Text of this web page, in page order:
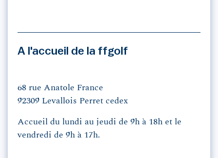
A l'accueil de la ffgolf
68 rue Anatole France
92309 Levallois Perret cedex
Accueil du lundi au jeudi de 9h à 18h et le
vendredi de 9h à 17h.